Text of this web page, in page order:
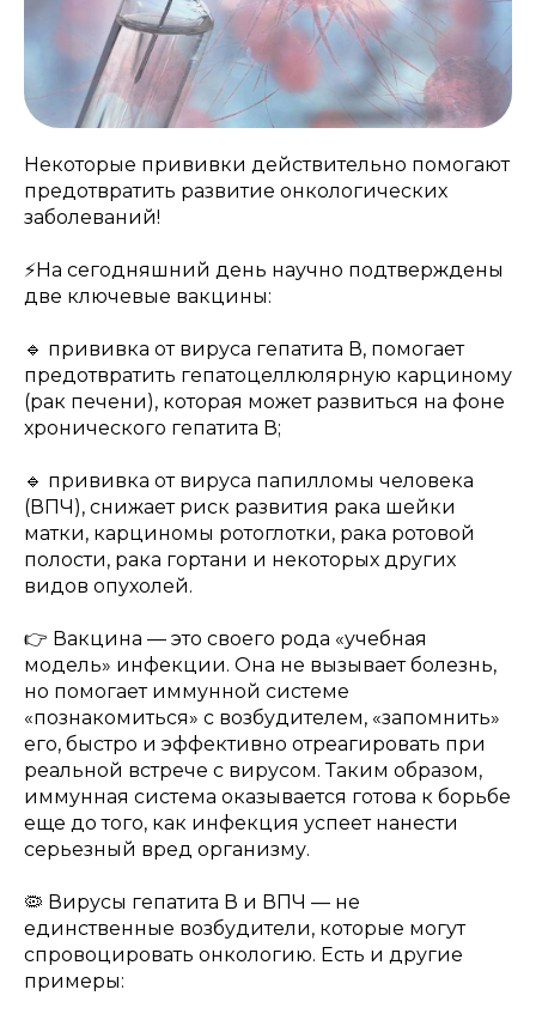
Некоторые прививки действительно помогают
предотвратить развитие онкологических
заболеваний!
⚡️На сегодняшний день научно подтверждены
две ключевые вакцины:
🔹 прививка от вируса гепатита В, помогает
предотвратить гепатоцеллюлярную карциному
(рак печени), которая может развиться на фоне
хронического гепатита В;
🔹 прививка от вируса папилломы человека
(ВПЧ), снижает риск развития рака шейки
матки, карциномы ротоглотки, рака ротовой
полости, рака гортани и некоторых других
видов опухолей.
👉 Вакцина — это своего рода «учебная
модель» инфекции. Она не вызывает болезнь,
но помогает иммунной системе
«познакомиться» с возбудителем, «запомнить»
его, быстро и эффективно отреагировать при
реальной встрече с вирусом. Таким образом,
иммунная система оказывается готова к борьбе
еще до того, как инфекция успеет нанести
серьезный вред организму.
🦠 Вирусы гепатита В и ВПЧ — не
единственные возбудители, которые могут
спровоцировать онкологию. Есть и другие
примеры: